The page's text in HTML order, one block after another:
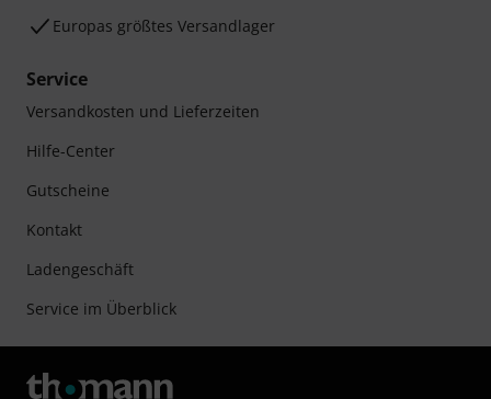
Europas größtes Versandlager
Service
Versandkosten und Lieferzeiten
Hilfe-Center
Gutscheine
Kontakt
Ladengeschäft
Service im Überblick